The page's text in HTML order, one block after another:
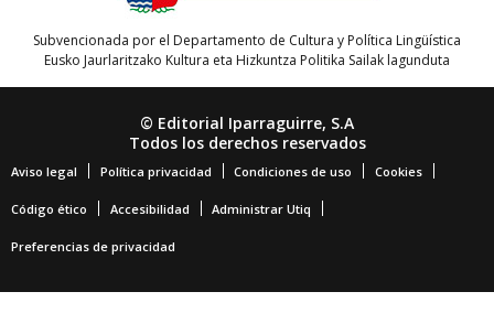
Subvencionada por el Departamento de Cultura y Política Lingüística
Eusko Jaurlaritzako Kultura eta Hizkuntza Politika Sailak lagunduta
© Editorial Iparraguirre, S.A
Todos los derechos reservados
Aviso legal Política privacidad Condiciones de uso Cookies
Código ético Accesibilidad Administrar Utiq
Preferencias de privacidad